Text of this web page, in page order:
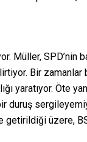
Müller,
Bir zamanlar
yaratıyor. Öte
üzere,